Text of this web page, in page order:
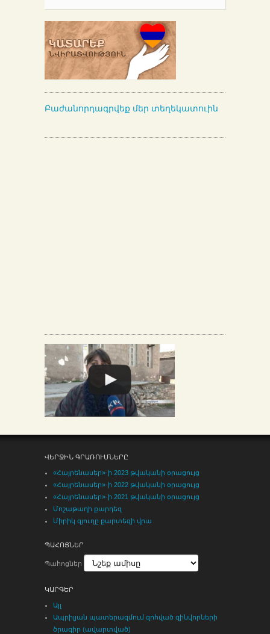
Բաժանորդագրվեք մեր տեղեկատուին
ՎԵՐՋԻՆ ԳՐԱՌՈՒՄՆԵՐԸ
«Հայրենասեր»-ի 2023 թվականի օրացույց
«Հայրենասեր»-ի 2022 թվականի օրացույց
«Հայրենասեր»-ի 2021 թվականի օրացույց
Մոշաթաղի քարդեզ
Միրիկ գյուղը քարտեզի վրա
ՊԱՀՈՑՆԵՐ
Պահոցներ
ԿԱՐԳԵՐ
Այլ
Ապրիլյան պատերազմում զոհված զինվորների
ծրագիր (ավարտված)